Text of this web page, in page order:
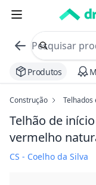
commerce
Procurar
Produtos
Construção Telhados
Telhão de
vermelho
CS - Coelho da Silva